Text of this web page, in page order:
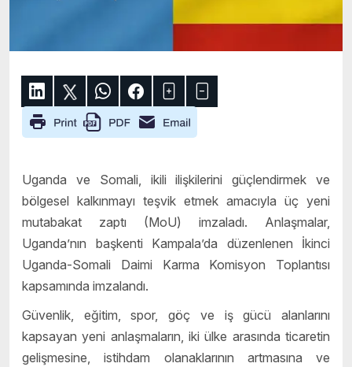
Uganda ve Somali, ikili ilişkilerini güçlendirmek ve
bölgesel kalkınmayı teşvik etmek amacıyla üç yeni
mutabakat zaptı (MoU) imzaladı. Anlaşmalar,
Uganda’nın başkenti Kampala’da düzenlenen İkinci
Uganda-Somali Daimi Karma Komisyon Toplantısı
kapsamında imzalandı.
Güvenlik, eğitim, spor, göç ve iş gücü alanlarını
kapsayan yeni anlaşmaların, iki ülke arasında ticaretin
gelişmesine, istihdam olanaklarının artmasına ve